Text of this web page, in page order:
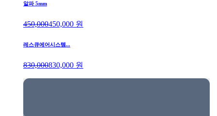
알파 5mm
450,000450,000 원
레스큐에어시스템...
830,000830,000 원